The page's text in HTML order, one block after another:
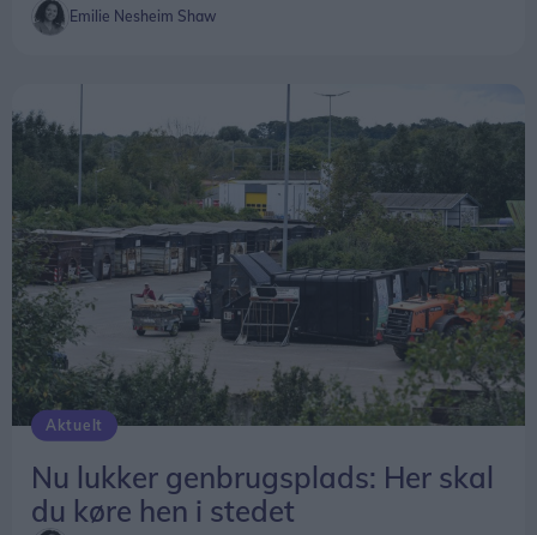
Emilie Nesheim Shaw
Aktuelt
Nu lukker genbrugsplads: Her skal
du køre hen i stedet